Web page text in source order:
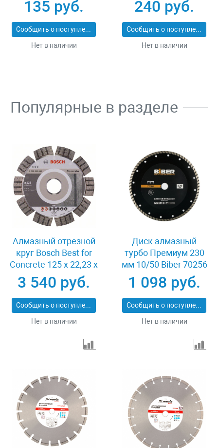
135 руб.
Сообщить о поступлении
Нет в наличии
60_z01
240 руб.
Сообщить о поступлении
Нет в наличии
Популярные в разделе
Алмазный отрезной
круг Bosch Best for
Concrete 125 x 22,23 x
2,2 x 12 mm
3 540 руб.
Сообщить о поступлении
Нет в наличии
Диск алмазный
турбо Премиум 230
мм 10/50 Biber 70256
1 098 руб.
Сообщить о поступлении
Нет в наличии